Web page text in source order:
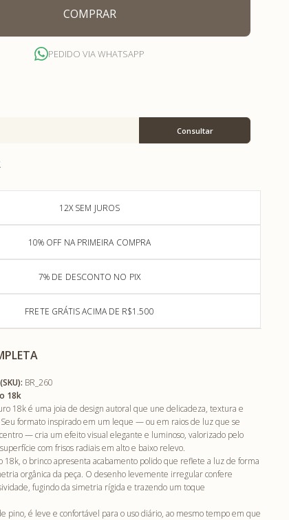
COMPRAR
PEDIDO VIA WHATSAPP
12X SEM JUROS
10% OFF NA PRIMEIRA COMPRA
7% DE DESCONTO NO PIX
FRETE GRÁTIS ACIMA DE R$1.500
BR_260
18k
18k é uma joia de design autoral que une delicadeza, textura e
Seu formato inspirado em um leque — ou em raios de luz que se
— cria um efeito visual elegante e luminoso, valorizado pelo
com frisos radiais em alto e baixo relevo.
18k, o brinco apresenta acabamento polido que reflete a luz de forma
orgânica da peça. O desenho levemente irregular confere
fugindo da simetria rígida e trazendo um toque
pino, é leve e confortável para o uso diário, ao mesmo tempo em que